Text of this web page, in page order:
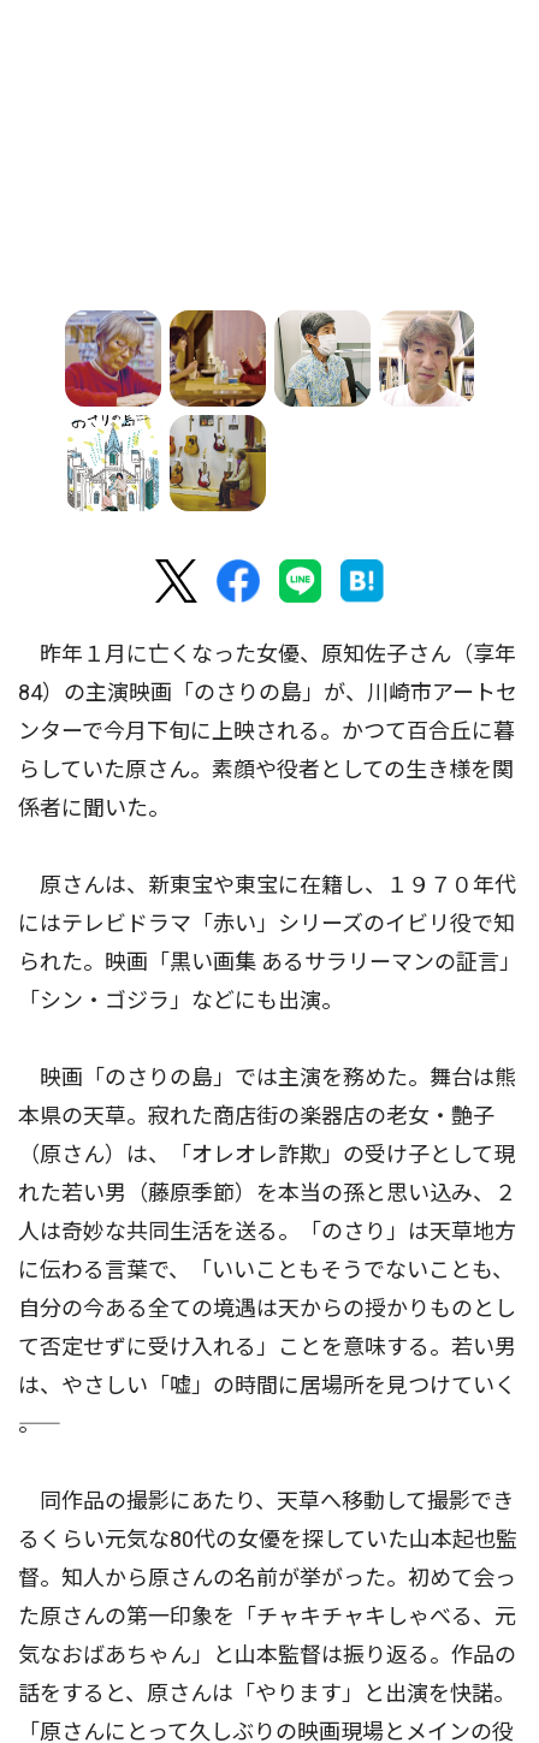
昨年１月に亡くなった女優、原知佐子さん（享年
84）の主演映画「のさりの島」が、川崎市アートセ
ンターで今月下旬に上映される。かつて百合丘に暮
らしていた原さん。素顔や役者としての生き様を関
係者に聞いた。
原さんは、新東宝や東宝に在籍し、１９７０年代
にはテレビドラマ「赤い」シリーズのイビリ役で知
られた。映画「黒い画集 あるサラリーマンの証言」
「シン・ゴジラ」などにも出演。
映画「のさりの島」では主演を務めた。舞台は熊
本県の天草。寂れた商店街の楽器店の老女・艶子
（原さん）は、「オレオレ詐欺」の受け子として現
れた若い男（藤原季節）を本当の孫と思い込み、２
人は奇妙な共同生活を送る。「のさり」は天草地方
に伝わる言葉で、「いいこともそうでないことも、
自分の今ある全ての境遇は天からの授かりものとし
て否定せずに受け入れる」ことを意味する。若い男
は、やさしい「嘘」の時間に居場所を見つけていく
――。
同作品の撮影にあたり、天草へ移動して撮影でき
るくらい元気な80代の女優を探していた山本起也監
督。知人から原さんの名前が挙がった。初めて会っ
た原さんの第一印象を「チャキチャキしゃべる、元
気なおばあちゃん」と山本監督は振り返る。作品の
話をすると、原さんは「やります」と出演を快諾。
「原さんにとって久しぶりの映画現場とメインの役